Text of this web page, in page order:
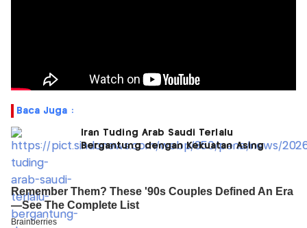
Baca Juga :
Iran Tuding Arab Saudi Terlalu
Bergantung dengan Kekuatan Asing